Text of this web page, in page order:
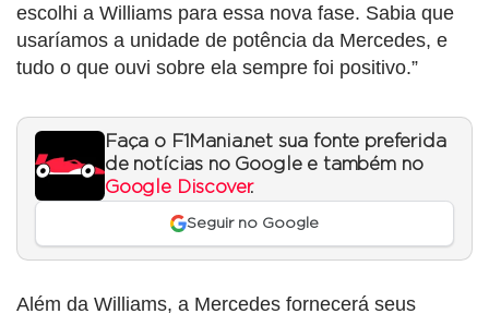
escolhi a Williams para essa nova fase. Sabia que
usaríamos a unidade de potência da Mercedes, e
tudo o que ouvi sobre ela sempre foi positivo.”
Faça o F1Mania.net sua fonte preferida
de notícias no Google e também no
Google Discover.
Seguir no Google
Além da Williams, a Mercedes fornecerá seus